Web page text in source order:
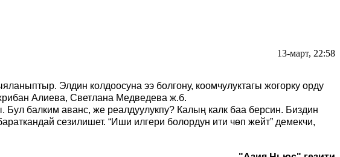
13-март, 22:58
Элдин колдоосуна ээ болгону, коомчулуктагы жогорку орду
Алиева, Светлана Медведева ж.б.
балким аванс, же реалдуулукпу? Калың калк баа берсин. Биздин
сезилишет. “Иши илгери болордун ити чөп жейт” демекчи,